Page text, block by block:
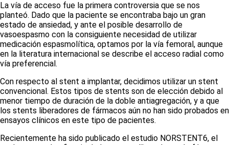
La vía de acceso fue la primera controversia que se nos
planteó. Dado que la paciente se encontraba bajo un gran
estado de ansiedad, y ante el posible desarrollo de
vasoespasmo con la consiguiente necesidad de utilizar
medicación espasmolítica, optamos por la vía femoral, aunque
en la literatura internacional se describe el acceso radial como
vía preferencial.
Con respecto al stent a implantar, decidimos utilizar un stent
convencional. Estos tipos de stents son de elección debido al
menor tiempo de duración de la doble antiagregación, y a que
los stents liberadores de fármacos aún no han sido probados en
ensayos clínicos en este tipo de pacientes.
Recientemente ha sido publicado el estudio NORSTENT6, el